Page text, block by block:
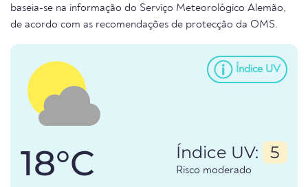
baseia-se na informação do Serviço Meteorológico Alemão,
de acordo com as recomendações de protecção da OMS.
Índice UV
18°C Índice UV: 5
Risco moderado